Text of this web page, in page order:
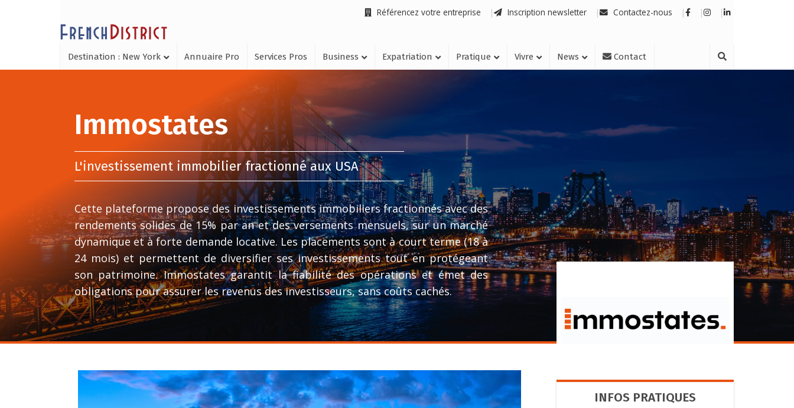
Référencez votre entreprise Inscription newsletter Contactez-nous
Destination : New York Annuaire Pro Services Pros Business Expatriation Pratique Vivre News Contact
Immostates
L'investissement immobilier fractionné aux USA
Cette plateforme propose des investissements immobiliers fractionnés avec des
rendements solides de 15% par an et des versements mensuels, sur un marché
dynamique et à forte demande locative. Les placements sont à court terme (18 à
24 mois) et permettent de diversifier ses investissements tout en protégeant
son patrimoine. Immostates garantit la fiabilité des opérations et émet des
obligations pour assurer les revenus des investisseurs, sans coûts cachés.
INFOS PRATIQUES